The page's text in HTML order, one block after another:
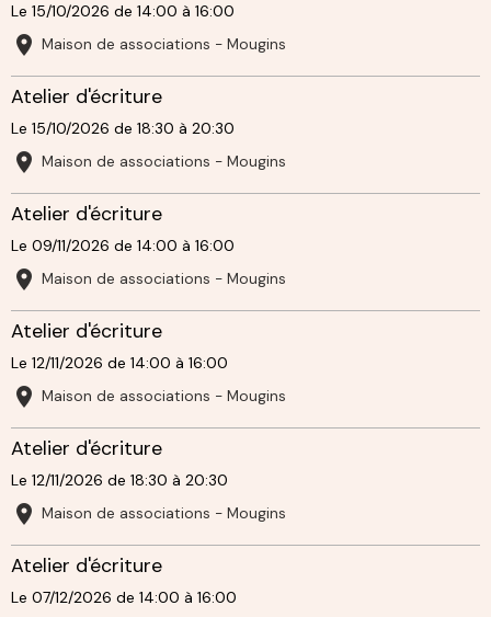
Le 15/10/2026 de 14:00 à 16:00
Maison de associations - Mougins
Atelier d'écriture
Le 15/10/2026 de 18:30 à 20:30
Maison de associations - Mougins
Atelier d'écriture
Le 09/11/2026 de 14:00 à 16:00
Maison de associations - Mougins
Atelier d'écriture
Le 12/11/2026 de 14:00 à 16:00
Maison de associations - Mougins
Atelier d'écriture
Le 12/11/2026 de 18:30 à 20:30
Maison de associations - Mougins
Atelier d'écriture
Le 07/12/2026 de 14:00 à 16:00